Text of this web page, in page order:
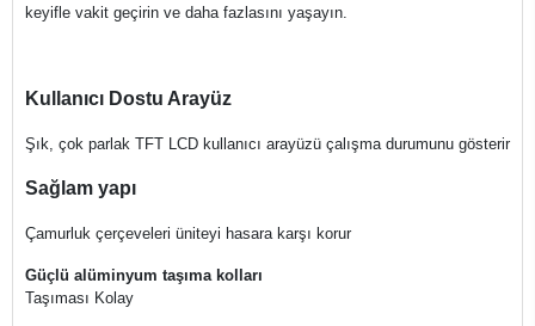
keyifle vakit geçirin ve daha fazlasını yaşayın.
Kullanıcı Dostu Arayüz
Şık, çok parlak TFT LCD kullanıcı arayüzü çalışma durumunu gösterir
Sağlam yapı
Çamurluk çerçeveleri üniteyi hasara karşı korur
Güçlü alüminyum taşıma kolları
Taşıması Kolay